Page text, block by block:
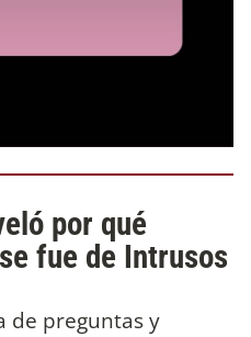
por qué
fue de Intrusos
de preguntas y